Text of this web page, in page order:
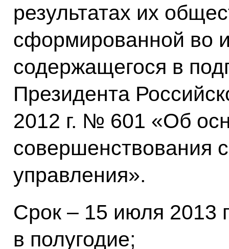
результатах их
сформированной во
содержащегося в
Президента
2012 г. № 601 «Об
совершенствования
управления».
Срок – 15 июля 2013
в полугодие;